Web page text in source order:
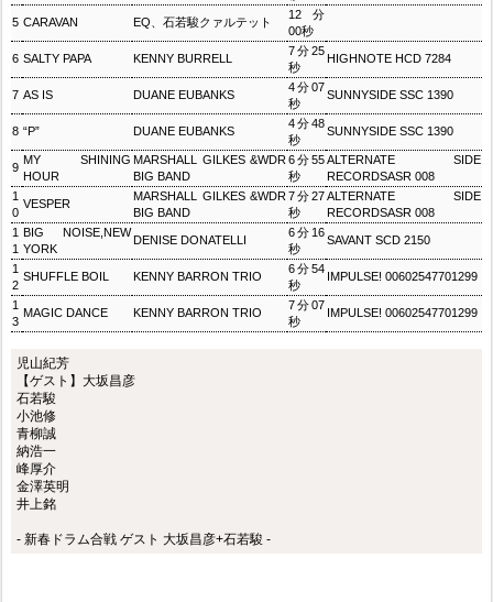
5 CARAVAN EQ、石若駿クァルテット
12分
00秒
6 SALTY PAPA KENNY BURRELL
7分25
秒
HIGHNOTE HCD 7284
7 AS IS DUANE EUBANKS
4分07
秒
SUNNYSIDE SSC 1390
8 “P” DUANE EUBANKS
4分48
秒
SUNNYSIDE SSC 1390
9
MY SHINING
HOUR
MARSHALL GILKES &WDR
BIG BAND
6分55
秒
ALTERNATE SIDE
RECORDSASR 008
1
0
VESPER
MARSHALL GILKES &WDR
BIG BAND
7分27
秒
ALTERNATE SIDE
RECORDSASR 008
1
1
BIG NOISE,NEW
YORK
DENISE DONATELLI
6分16
秒
SAVANT SCD 2150
1
2
SHUFFLE BOIL KENNY BARRON TRIO
6分54
秒
IMPULSE! 00602547701299
1
3
MAGIC DANCE KENNY BARRON TRIO
7分07
秒
IMPULSE! 00602547701299
児山紀芳
【ゲスト】大坂昌彦
石若駿
小池修
青柳誠
納浩一
峰厚介
金澤英明
井上銘
- 新春ドラム合戦 ゲスト 大坂昌彦+石若駿 -